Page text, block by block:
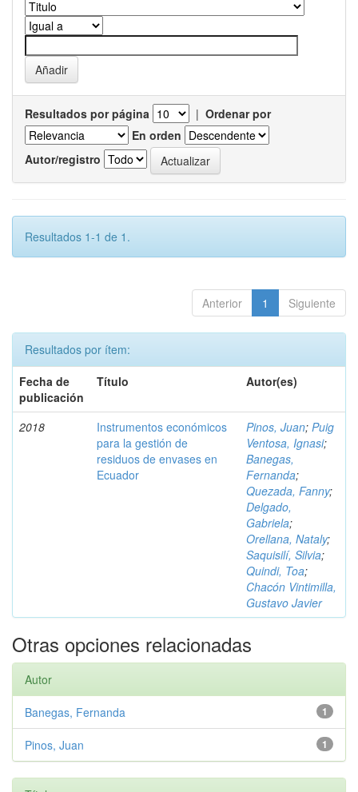
Resultados por página | Ordenar por
En orden
Autor/registro
Resultados 1-1 de 1.
Anterior 1 Siguiente
Resultados por ítem:
Fecha de
publicación
Título Autor(es)
2018
Instrumentos económicos
para la gestión de
residuos de envases en
Ecuador
Pinos, Juan; Puig
Ventosa, Ignasi;
Banegas,
Fernanda;
Quezada, Fanny;
Delgado,
Gabriela;
Orellana, Nataly;
Saquisilí, Silvia;
Quindi, Toa;
Chacón Vintimilla,
Gustavo Javier
Otras opciones relacionadas
Autor
1
Banegas, Fernanda
1
Pinos, Juan